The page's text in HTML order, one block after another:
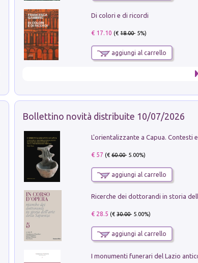
Di colori e di ricordi
€ 17.10 (€18.00- 5%)
aggiungi al carrello
Bollettino novità distribuite 10/07/2026
€ 57 (€60.00- 5.00%)
aggiungi al carrello
€ 28.5 (€30.00- 5.00%)
aggiungi al carrello